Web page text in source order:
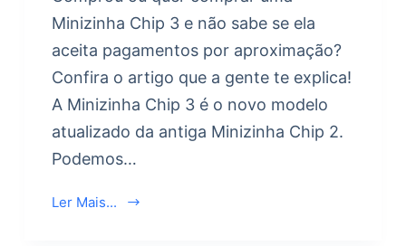
Minizinha Chip 3 e não sabe se ela
aceita pagamentos por aproximação?
Confira o artigo que a gente te explica!
A Minizinha Chip 3 é o novo modelo
atualizado da antiga Minizinha Chip 2.
Podemos…
Ler Mais...